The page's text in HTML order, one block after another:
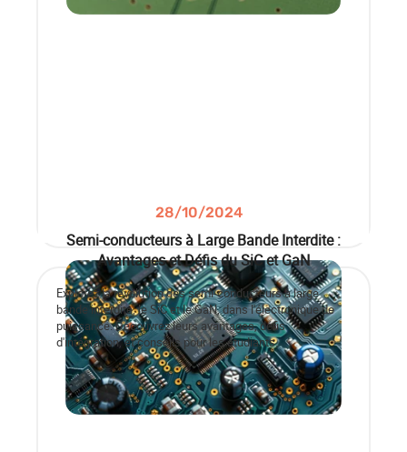
28/10/2024
Semi-conducteurs à Large Bande Interdite :
Avantages et Défis du SiC et GaN
Explorez la révolution des semi-conducteurs à large
bande interdite, le SiC et le GaN, dans l'électronique de
puissance. Découvrez leurs avantages, défis
d'intégration, et conseils pour les étudiants.